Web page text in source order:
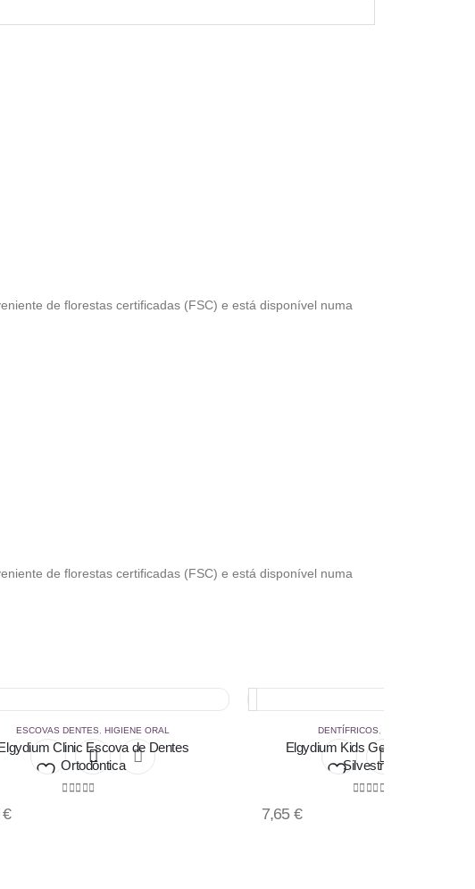
de florestas certificadas (FSC) e está disponível numa
de florestas certificadas (FSC) e está disponível numa
ESCOVAS DENTES ,HIGIENE ORAL
Clinic Escova de Dentes
Ortodôntica
€
DENTÍFRICOS
Elgydium Kids Gel Dentífrico
Silvestres50ml
7,65 €